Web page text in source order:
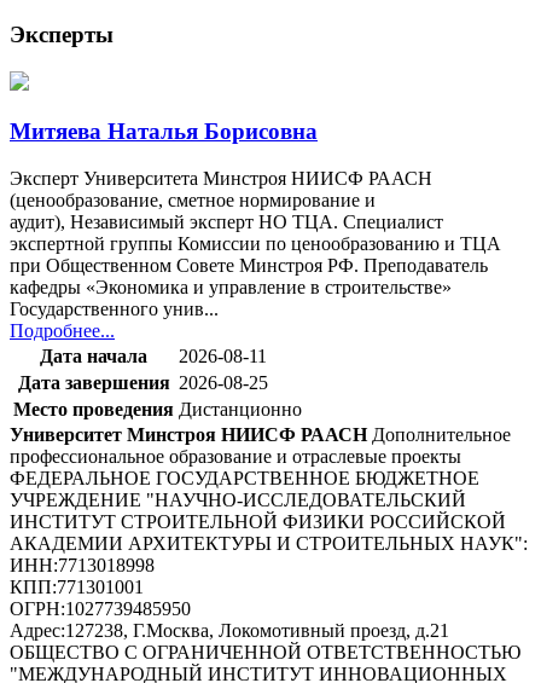
Эксперты
Митяева Наталья Борисовна
Эксперт Университета Минстроя НИИСФ РААСН
(ценообразование, сметное нормирование и
аудит), Независимый эксперт НО ТЦА. Специалист
экспертной группы Комиссии по ценообразованию и ТЦА
при Общественном Совете Минстроя РФ. Преподаватель
кафедры «Экономика и управление в строительстве»
Государственного унив...
Подробнее...
Дата начала
2026-08-11
Дата завершения 2026-08-25
Место проведения Дистанционно
Университет Минстроя НИИСФ РААСН Дополнительное
профессиональное образование и отраслевые проекты
ФЕДЕРАЛЬНОЕ ГОСУДАРСТВЕННОЕ БЮДЖЕТНОЕ
УЧРЕЖДЕНИЕ "НАУЧНО-ИССЛЕДОВАТЕЛЬСКИЙ
ИНСТИТУТ СТРОИТЕЛЬНОЙ ФИЗИКИ РОССИЙСКОЙ
АКАДЕМИИ АРХИТЕКТУРЫ И СТРОИТЕЛЬНЫХ НАУК":
ИНН:7713018998
КПП:771301001
ОГРН:1027739485950
Адрес:127238, Г.Москва, Локомотивный проезд, д.21
ОБЩЕСТВО С ОГРАНИЧЕННОЙ ОТВЕТСТВЕННОСТЬЮ
"МЕЖДУНАРОДНЫЙ ИНСТИТУТ ИННОВАЦИОННЫХ